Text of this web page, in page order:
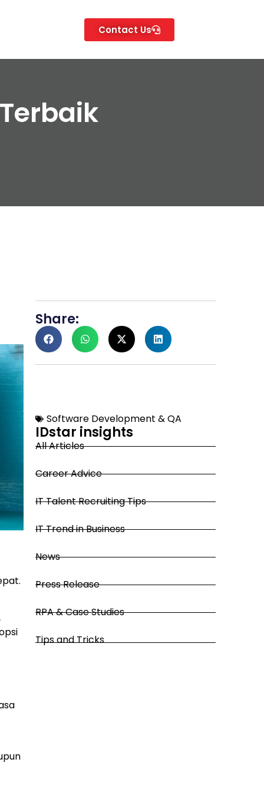
Contact Us
Share:
Software Development & QA
IDstar insights
All Articles
Career Advice
IT Talent Recruiting Tips
IT Trend in Business
News
Press Release
RPA & Case Studies
Tips and Tricks